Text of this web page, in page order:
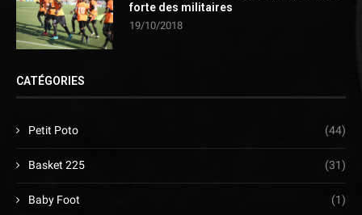
forte des militaires
19/10/2018
CATÉGORIES
Petit Poto (44)
Basket 225 (31)
Baby Foot (1)